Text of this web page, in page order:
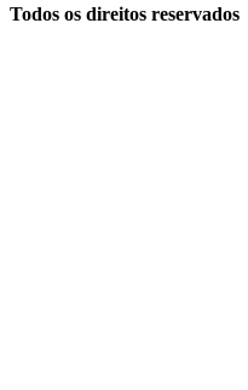
Todos os direitos reservados